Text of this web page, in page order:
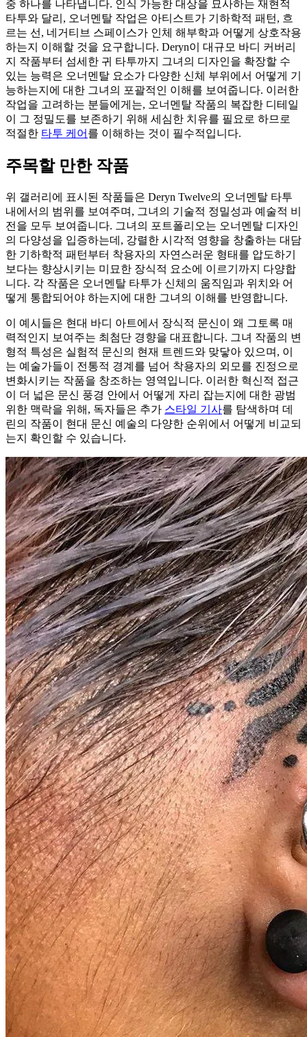
중 하나를 나타냅니다. 인식 가능한 대상을 묘사하는 재현적
타투와 달리, 오너멘탈 작업은 아티스트가 기하학적 패턴, 흐
르는 선, 네거티브 스페이스가 인체 해부학과 어떻게 상호작용
하는지 이해할 것을 요구합니다. Deryn이 대규모 바디 커버리
지 작품부터 섬세한 귀 타투까지 그녀의 디자인을 확장할 수
있는 능력은 오너멘탈 요소가 다양한 신체 부위에서 어떻게 기
능하는지에 대한 그녀의 포괄적인 이해를 보여줍니다. 이러한
작업을 고려하는 분들에게는, 오너멘탈 작품의 복잡한 디테일
이 그 정밀도를 보존하기 위해 세심한 치유를 필요로 하므로
적절한 타투 케어 를 이해하는 것이 필수적입니다.
주목할 만한 작품
위 갤러리에 표시된 작품들은 Deryn Twelve의 오너멘탈 타투
내에서의 범위를 보여주며, 그녀의 기술적 정밀성과 예술적 비
전을 모두 보여줍니다. 그녀의 포트폴리오는 오너멘탈 디자인
의 다양성을 입증하는데, 강렬한 시각적 영향을 창출하는 대담
한 기하학적 패턴부터 착용자의 자연스러운 형태를 압도하기
보다는 향상시키는 미묘한 장식적 요소에 이르기까지 다양합
니다. 각 작품은 오너멘탈 타투가 신체의 움직임과 위치와 어
떻게 통합되어야 하는지에 대한 그녀의 이해를 반영합니다.
이 예시들은 현대 바디 아트에서 장식적 문신이 왜 그토록 매
력적인지 보여주는 최첨단 경향을 대표합니다. 그녀 작품의 변
형적 특성은 실험적 문신의 현재 트렌드와 맞닿아 있으며, 이
는 예술가들이 전통적 경계를 넘어 착용자의 외모를 진정으로
변화시키는 작품을 창조하는 영역입니다. 이러한 혁신적 접근
이 더 넓은 문신 풍경 안에서 어떻게 자리 잡는지에 대한 광범
위한 맥락을 위해, 독자들은 추가 스타일 기사를 탐색하며 데
린의 작품이 현대 문신 예술의 다양한 순위에서 어떻게 비교되
는지 확인할 수 있습니다.